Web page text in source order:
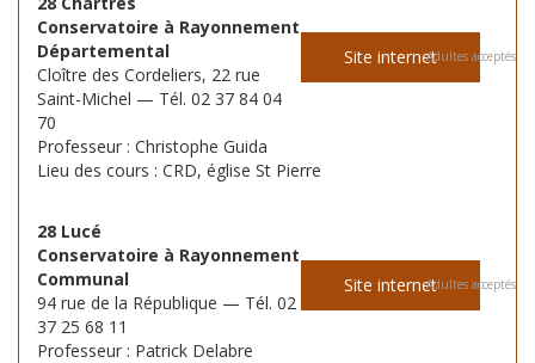
Site internet
Conservatoire à Rayonnement
Départemental
Cloître des Cordeliers, 22 rue
Saint-Michel — Tél. 02 37 84 04
70
Professeur : Christophe Guida
Lieu des cours : CRD, église St Pierre
Adultes acceptés
Site internet
28 Lucé
Conservatoire à Rayonnement
Communal
94 rue de la République — Tél. 02
37 25 68 11
Professeur : Patrick Delabre
Adultes acceptés